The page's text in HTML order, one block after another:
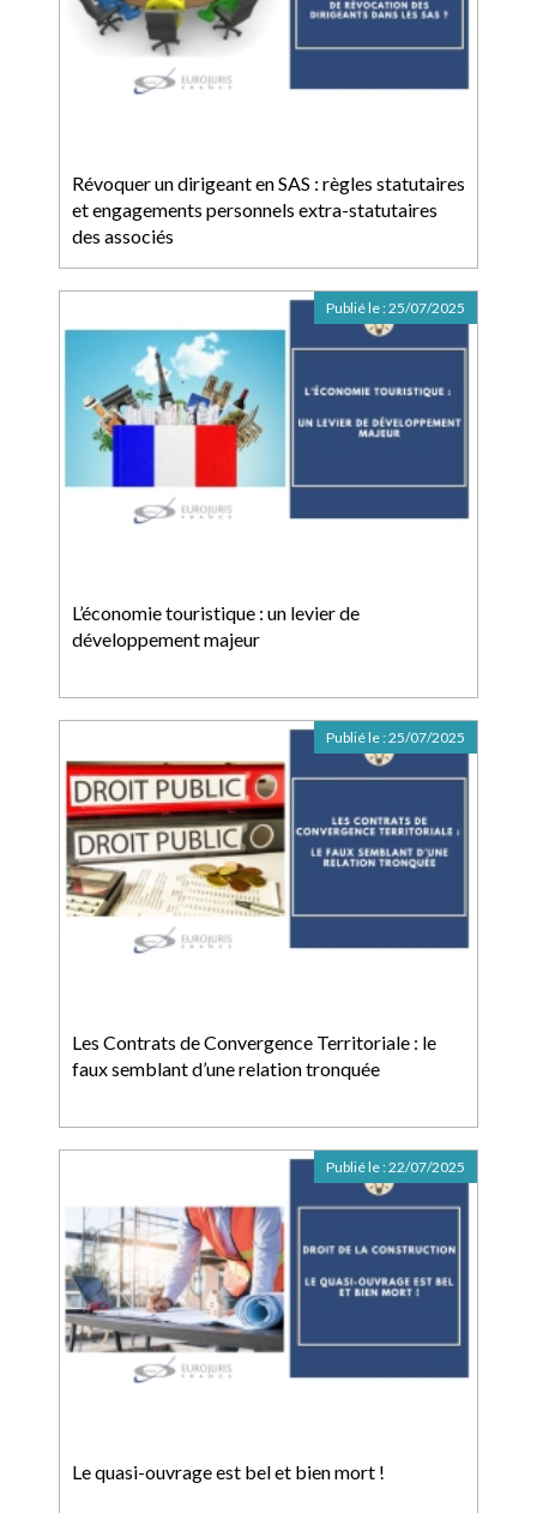
Révoquer un dirigeant en SAS : règles statutaires
et engagements personnels extra-statutaires
des associés
L’économie touristique : un levier de
développement majeur
Publié le :25/07/2025
Les Contrats de Convergence Territoriale : le
faux semblant d’une relation tronquée
Publié le :25/07/2025
Le quasi-ouvrage est bel et bien mort !
Publié le :22/07/2025